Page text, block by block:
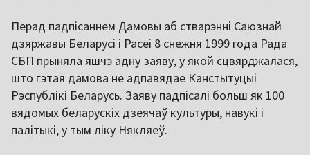
Перад падпісаннем Дамовы аб стварэнні Саюзнай
дзяржавы Беларусі і Расеі 8 снежня 1999 года Рада
СБП прыняла яшчэ адну заяву, у якой сцвярджалася,
што гэтая дамова не адпавядае Канстытуцыі
Рэспублікі Беларусь. Заяву падпісалі больш як 100
вядомых беларускіх дзеячаў культуры, навукі і
палітыкі, у тым ліку Някляеў.